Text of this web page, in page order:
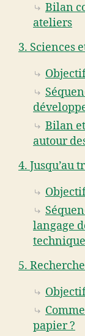
Bilan
ateliers
3. Sciences
Bilan
autour
4. Jusqu’au
langage
technique
5.
papier ?